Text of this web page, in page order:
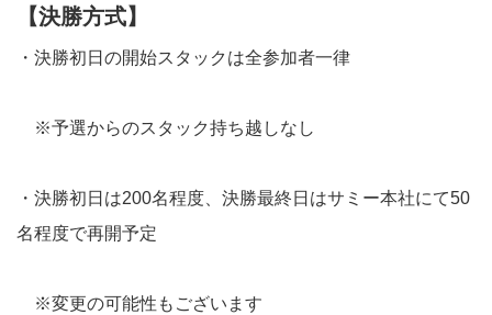
【決勝方式】
・決勝初日の開始スタックは全参加者一律
※予選からのスタック持ち越しなし
・決勝初日は200名程度、決勝最終日はサミー本社にて50
名程度で再開予定
※変更の可能性もございます